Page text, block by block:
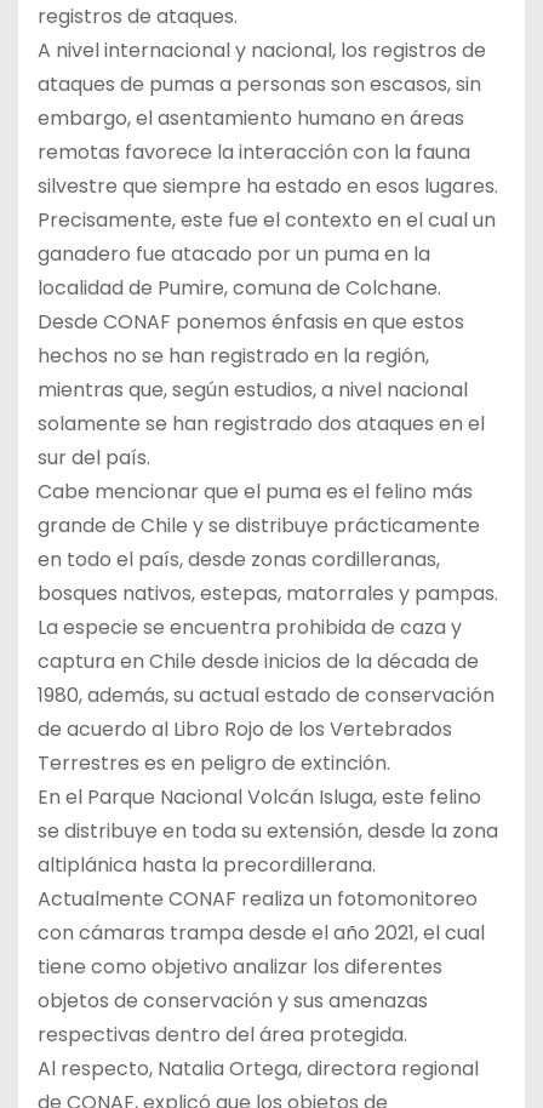
registros de ataques.
A nivel internacional y nacional, los registros de
ataques de pumas a personas son escasos, sin
embargo, el asentamiento humano en áreas
remotas favorece la interacción con la fauna
silvestre que siempre ha estado en esos lugares.
Precisamente, este fue el contexto en el cual un
ganadero fue atacado por un puma en la
localidad de Pumire, comuna de Colchane.
Desde CONAF ponemos énfasis en que estos
hechos no se han registrado en la región,
mientras que, según estudios, a nivel nacional
solamente se han registrado dos ataques en el
sur del país.
Cabe mencionar que el puma es el felino más
grande de Chile y se distribuye prácticamente
en todo el país, desde zonas cordilleranas,
bosques nativos, estepas, matorrales y pampas.
La especie se encuentra prohibida de caza y
captura en Chile desde inicios de la década de
1980, además, su actual estado de conservación
de acuerdo al Libro Rojo de los Vertebrados
Terrestres es en peligro de extinción.
En el Parque Nacional Volcán Isluga, este felino
se distribuye en toda su extensión, desde la zona
altiplánica hasta la precordillerana.
Actualmente CONAF realiza un fotomonitoreo
con cámaras trampa desde el año 2021, el cual
tiene como objetivo analizar los diferentes
objetos de conservación y sus amenazas
respectivas dentro del área protegida.
Al respecto, Natalia Ortega, directora regional
de CONAF, explicó que los objetos de